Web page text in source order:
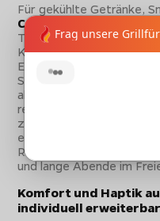
Für gekühlte Getränke,
CASO Outdoor-
Temperatur von ca. -1 bis
Kompressor-Kühltechnik
Edelstahl-Innenraum. Die
Sicherheitsglastür mit
abschließbar und hilft,
reduzieren. Vier
zuschaltbare LED-
elegante schwarze Optik
R zur starken
und lange Abende im
Komfort und Haptik
individuell